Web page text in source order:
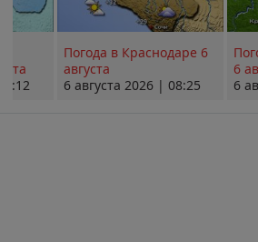
Погода в Краснодаре 6
августа
6 августа 2026 | 08:25
6
6